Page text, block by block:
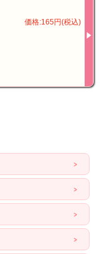
価格:165円(税込)